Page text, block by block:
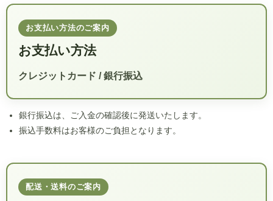
お支払い方法のご案内
お支払い方法
クレジットカード / 銀行振込
銀行振込は、ご入金の確認後に発送いたします。
振込手数料はお客様のご負担となります。
配送・送料のご案内